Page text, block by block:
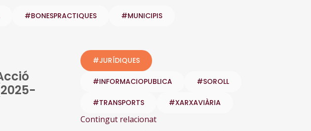
#BONESPRACTIQUES #MUNICIPIS
#JURÍDIQUES
#INFORMACIOPUBLICA #SOROLL
#TRANSPORTS #XARXAVIÀRIA
Contingut relacionat